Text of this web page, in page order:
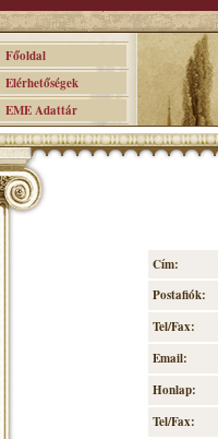
Főoldal
Elérhetőségek
EME Adattár
Cím:
Postafiók:
Tel/Fax:
Email:
Honlap:
Tel/Fax: